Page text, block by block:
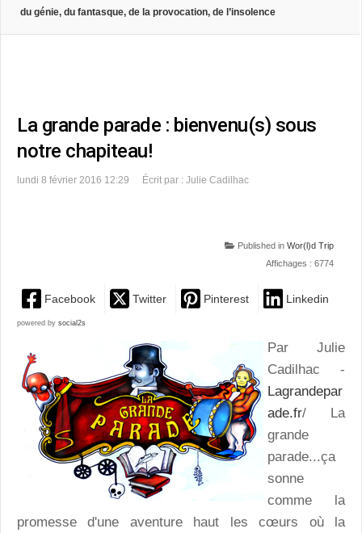
du génie, du fantasque, de la provocation, de l’insolence
La grande parade : bienvenu(s) sous
notre chapiteau!
lundi 8 février 2016 12:29 Écrit par : Julie Cadilhac
Published in Wor(l)d Trip
Affichages : 6774
Facebook Twitter Pinterest Linkedin
powered by social2s
Par Julie
Cadilhac -
Lagrandepar
ade.fr/ La
grande
parade...ça
sonne
comme la
promesse d'une aventure haut les cœurs où la